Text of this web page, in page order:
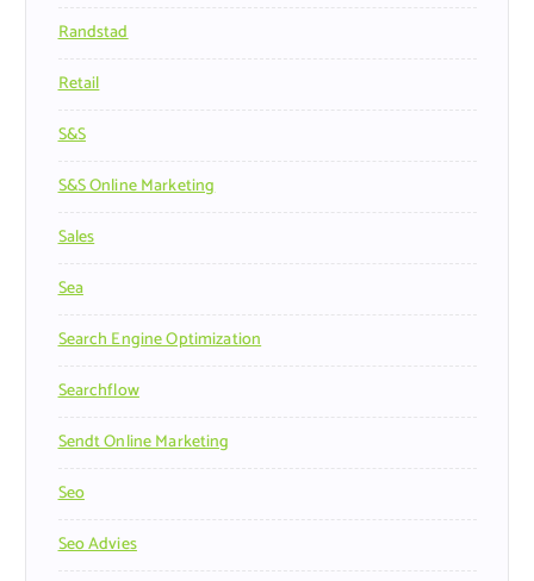
Randstad
Retail
S&s
S&s Online Marketing
Sales
Sea
Search Engine Optimization
Searchflow
Sendt Online Marketing
Seo
Seo Advies